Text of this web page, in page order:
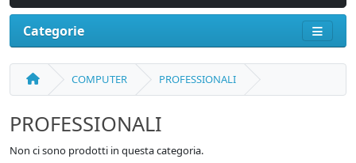
Categorie
COMPUTER PROFESSIONALI
PROFESSIONALI
Non ci sono prodotti in questa categoria.